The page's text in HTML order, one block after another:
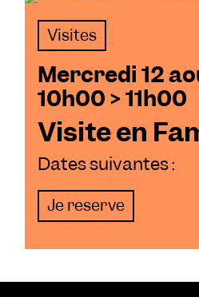
Visites
Mercredi 12
10h00 > 11h00
Visite en
Dates suivantes :
Je reserve